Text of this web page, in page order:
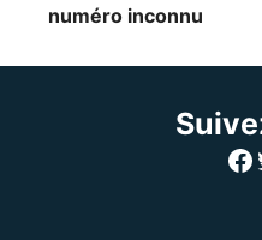
numéro inconnu